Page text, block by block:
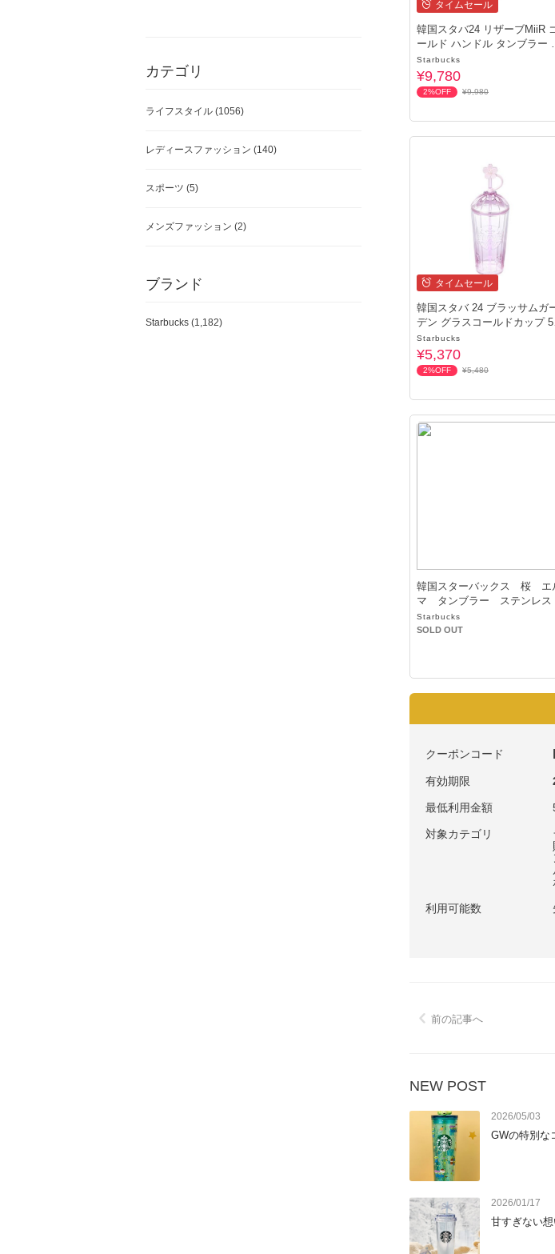
カテゴリ
ライフスタイル (1056)
レディースファッション (140)
スポーツ (5)
メンズファッション (2)
ブランド
Starbucks (1,182)
タイムセール
韓国スタバ24 リザーブMiiR
ールド ハンドル タンブラー
1ml
Starbucks
¥9,780
2%OFF ¥9,980
タイムセール
韓国スタバ 24 ブラッサムガ
デン グラスコールドカップ
ml
Starbucks
¥5,370
2%OFF ¥5,480
韓国スターバックス 桜 エ
マ タンブラー ステンレス
Starbucks
SOLD OUT
クーポンコード
有効期限
最低利用金額
対象カテゴリ
利用可能数
前の記事へ
NEW POST
2026/05/03
GWの特別な
2026/01/17
甘すぎない